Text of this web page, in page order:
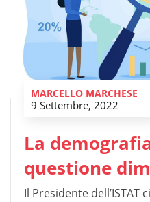
MARCELLO MARCHESE
9 Settembre, 2022
La
questione
Il Presidente dell’ISTAT